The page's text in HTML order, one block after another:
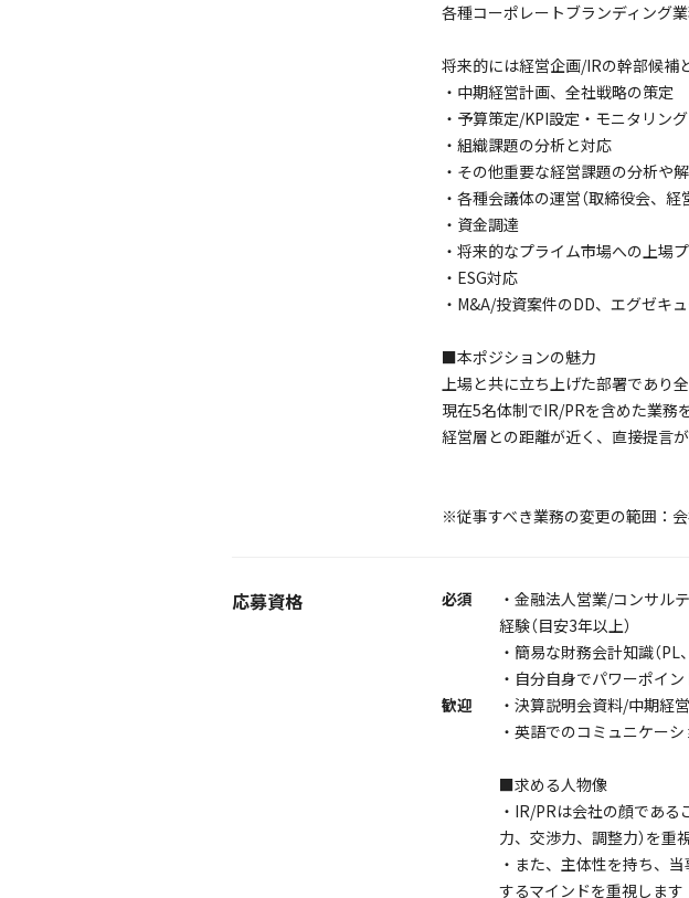
各種コーポレートブランディング業
将来的には経営企画/IRの幹部候補
・中期経営計画、全社戦略の策定
・予算策定/KPI設定・モニタリング
・組織課題の分析と対応
・その他重要な経営課題の分析や
・各種会議体の運営（取締役会、経
・資金調達
・将来的なプライム市場への上場
・ESG対応
・M&A/投資案件のDD、エグゼキ
■本ポジションの魅力
上場と共に立ち上げた部署であり
現在5名体制でIR/PRを含めた業務
経営層との距離が近く、直接提言が
※従事すべき業務の変更の範囲：
応募資格 必須
・金融法人営業/コンサル
経験（目安3年以上）
・簡易な財務会計知識（
・自分自身でパワーポイ
歓迎
・決算説明会資料/中期経
・英語でのコミュニケーシ
■求める人物像
・IR/PRは会社の顔であ
力、交渉力、調整力）を重
・また、主体性を持ち、
するマインドを重視します